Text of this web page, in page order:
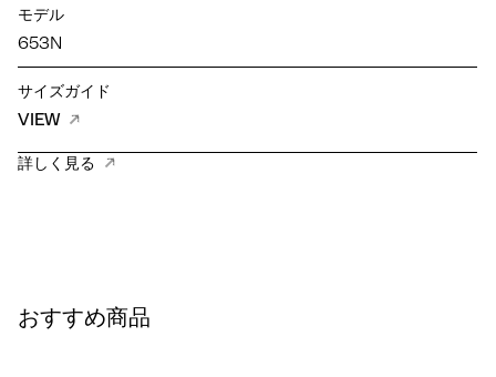
モデル
653N
サイズガイド
VIEW
詳しく見る
おすすめ商品